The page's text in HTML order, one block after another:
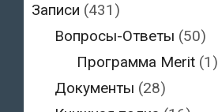
Записи (431)
Вопросы-Ответы (50)
Программа Merit (1)
Документы (28)